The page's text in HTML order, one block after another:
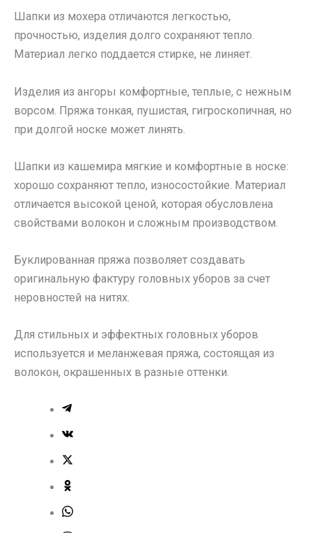
Шапки из мохера отличаются легкостью,
прочностью, изделия долго сохраняют тепло.
Материал легко поддается стирке, не линяет.
Изделия из ангоры комфортные, теплые, с нежным
ворсом. Пряжа тонкая, пушистая, гигроскопичная, но
при долгой носке может линять.
Шапки из кашемира мягкие и комфортные в носке:
хорошо сохраняют тепло, износостойкие. Материал
отличается высокой ценой, которая обусловлена
свойствами волокон и сложным производством.
Буклированная пряжа позволяет создавать
оригинальную фактуру головных уборов за счет
неровностей на нитях.
Для стильных и эффектных головных уборов
используется и меланжевая пряжа, состоящая из
волокон, окрашенных в разные оттенки.